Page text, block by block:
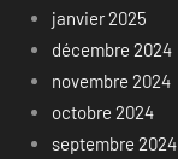
janvier 2025
décembre 2024
novembre 2024
octobre 2024
septembre 2024